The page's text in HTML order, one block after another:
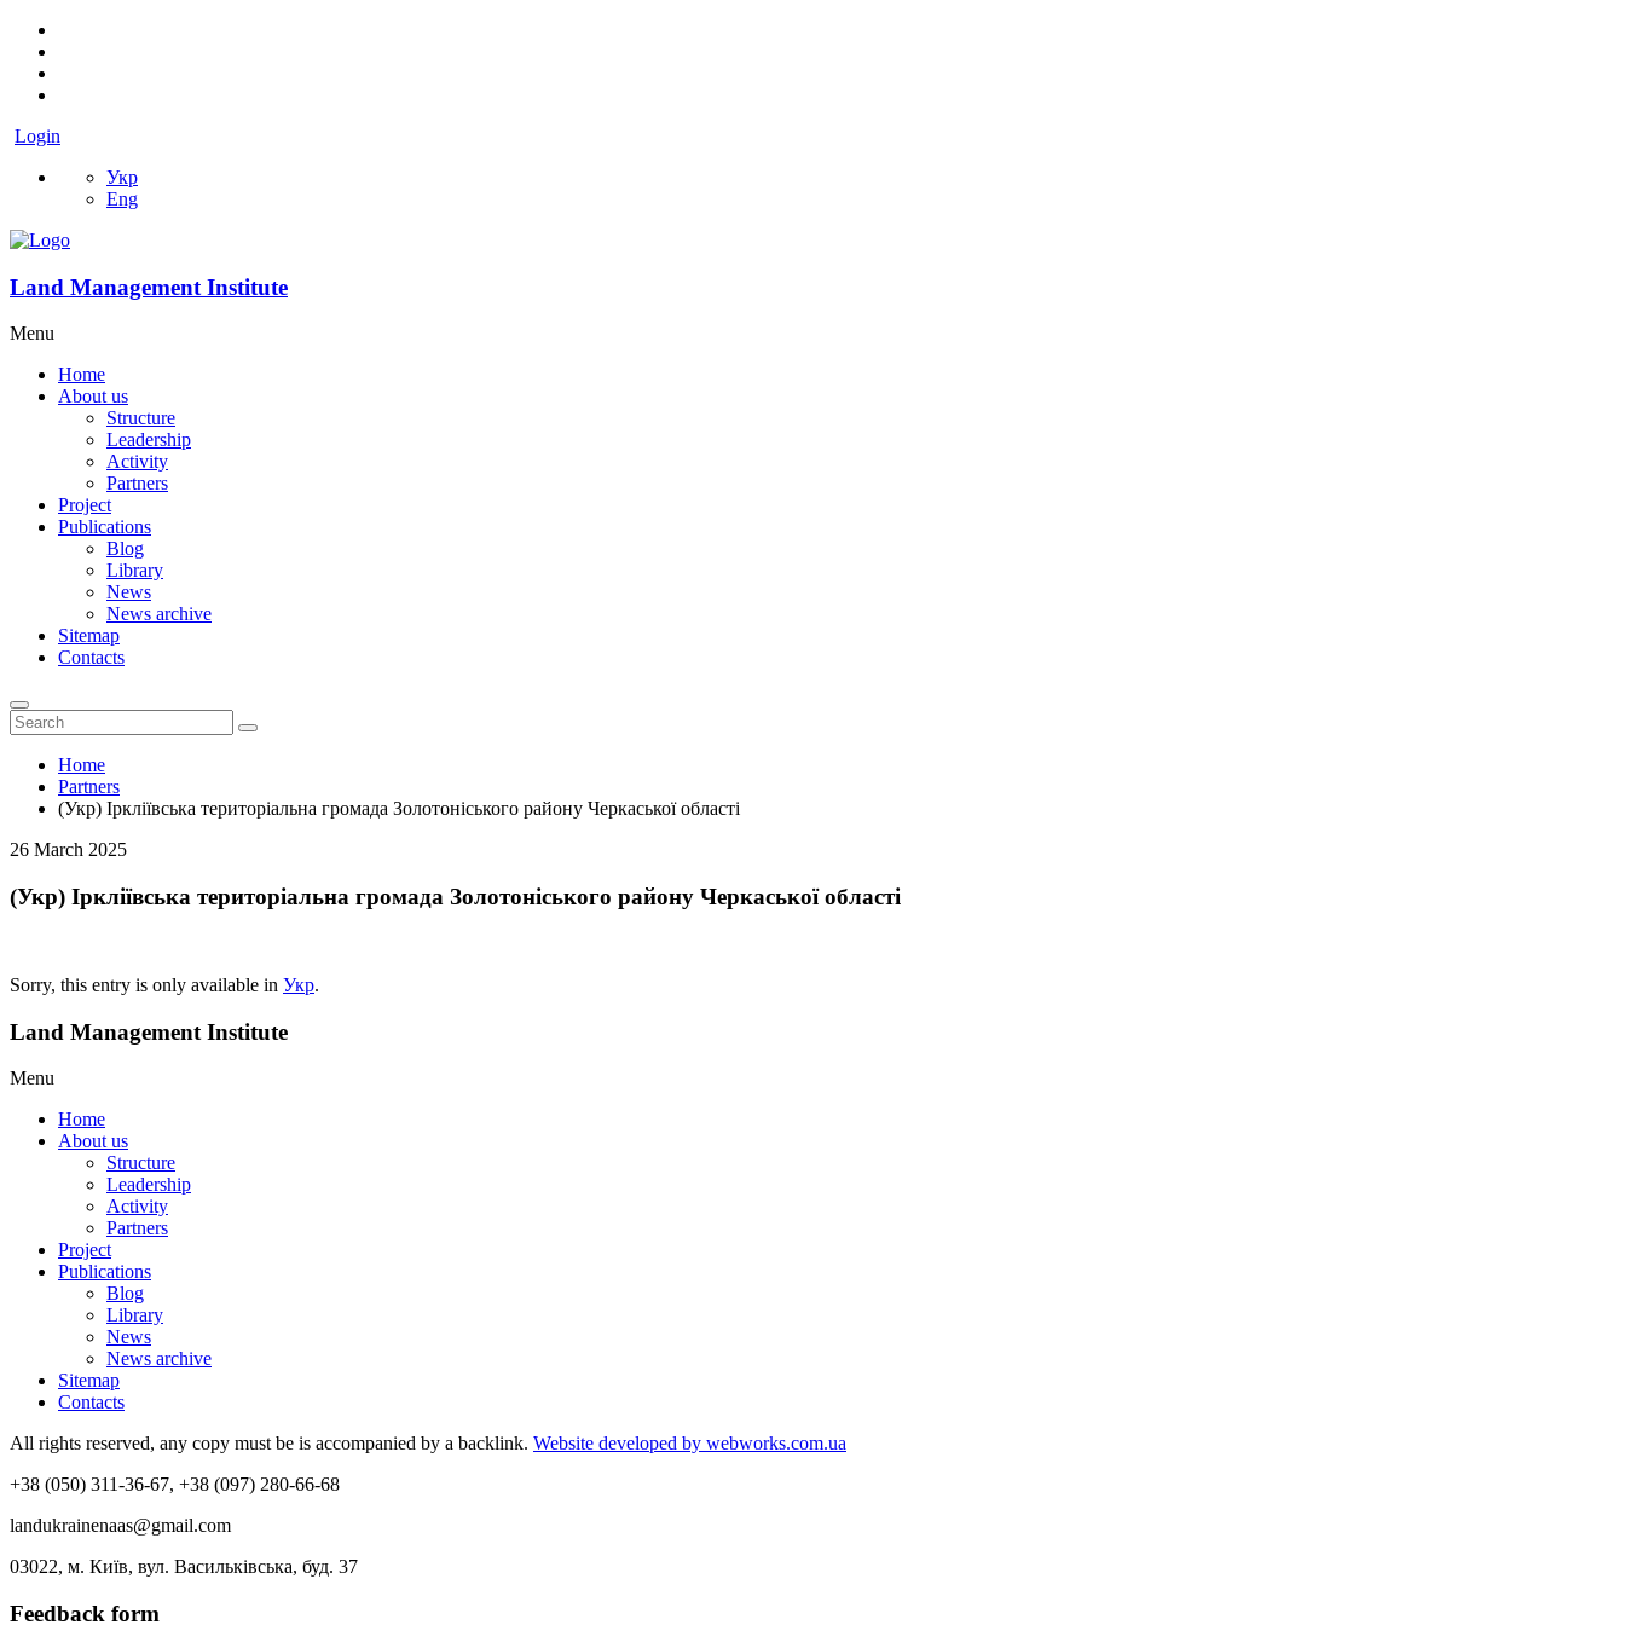
Login
Укр
Eng
Land Management Institute
Menu
Home
About us
Structure
Leadership
Activity
Partners
Project
Publications
Blog
Library
News
News archive
Sitemap
Contacts
Home
Partners
(Укр) Іркліївська територіальна громада Золотоніського району Черкаської області
26 March 2025
(Укр) Іркліївська територіальна громада Золотоніського району Черкаської області
Sorry, this entry is only available in Укр.
Land Management Institute
Menu
Home
About us
Structure
Leadership
Activity
Partners
Project
Publications
Blog
Library
News
News archive
Sitemap
Contacts
All rights reserved, any copy must be is accompanied by a backlink. Website developed by webworks.com.ua
+38 (050) 311-36-67, +38 (097) 280-66-68
landukrainenaas@gmail.com
03022, м. Київ, вул. Васильківська, буд. 37
Feedback form